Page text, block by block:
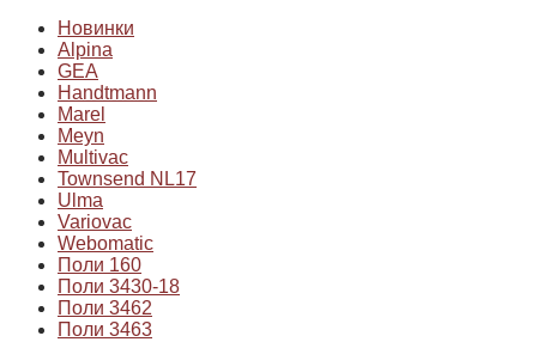
Новинки
Alpina
GEA
Handtmann
Marel
Meyn
Multivac
Townsend NL17
Ulma
Variovac
Webomatic
Поли 160
Поли 3430-18
Поли 3462
Поли 3463